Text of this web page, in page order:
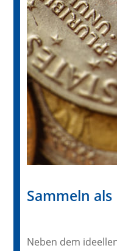
Sammeln
Neben dem